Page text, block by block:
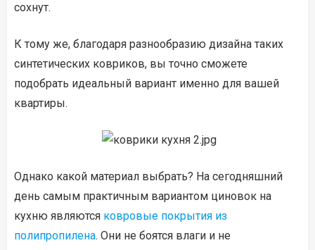
сохнут.
К тому же, благодаря разнообразию дизайна таких
синтетических ковриков, вы точно сможете
подобрать идеальный вариант именно для вашей
квартиры.
Однако какой материал выбрать? На сегодняшний
день самым практичным вариантом циновок на
кухню являются ковровые покрытия из
полипропилена. Они не боятся влаги и не